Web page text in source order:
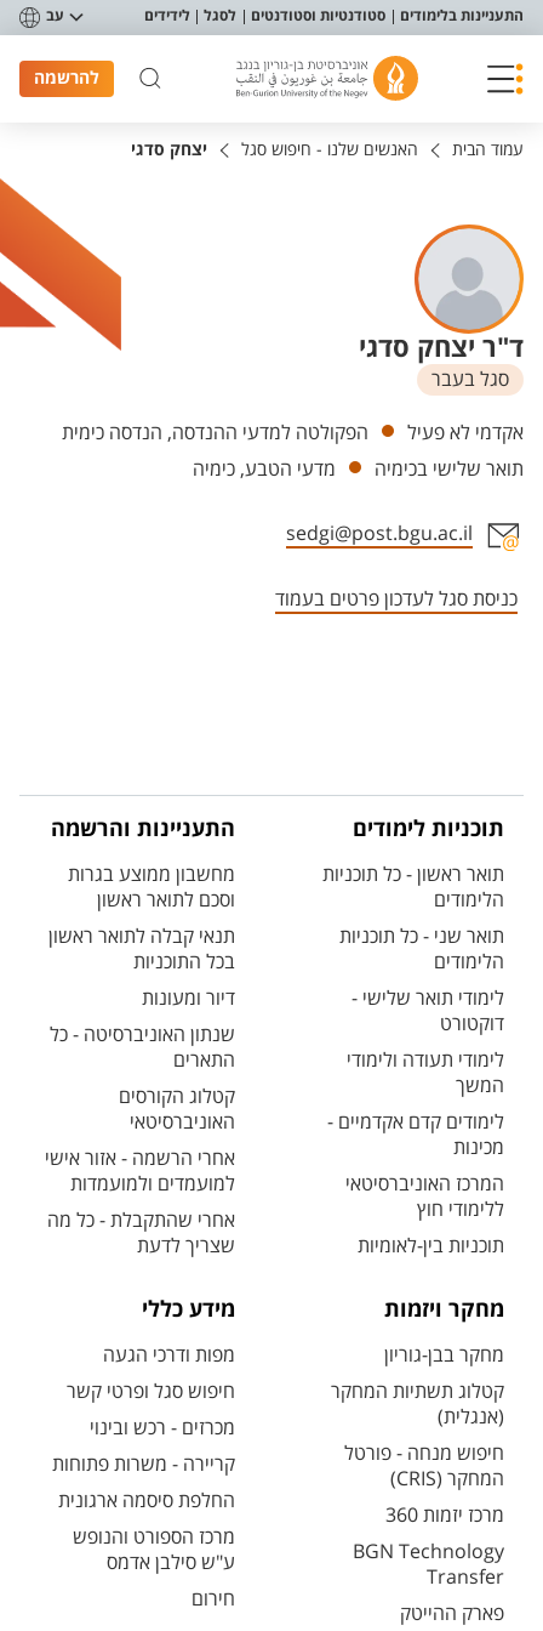
תפריט נגישות
התעניינות בלימודים סטודנטיות וסטודנטים לסגל לידידים עב
להרשמה
עמוד הבית האנשים שלנו - חיפוש סגל יצחק סדגי
ד"ר יצחק סדגי
סגל בעבר
יחידות
אקדמי לא פעיל
הפקולטה למדעי ההנדסה, הנדסה כימית
תואר שלישי בכימיה
מדעי הטבע, כימיה
sedgi@post.bgu.ac.il
כניסת סגל לעדכון פרטים בעמוד
תוכניות לימודים
תואר ראשון - כל תוכניות
הלימודים
תואר שני - כל תוכניות
הלימודים
לימודי תואר שלישי -
דוקטורט
לימודי תעודה ולימודי
המשך
לימודים קדם אקדמיים -
מכינות
המרכז האוניברסיטאי
ללימודי חוץ
תוכניות בין-לאומיות
התעניינות והרשמה
מחשבון ממוצע בגרות
וסכם לתואר ראשון
תנאי קבלה לתואר ראשון
בכל התוכניות
דיור ומעונות
שנתון האוניברסיטה - כל
התארים
קטלוג הקורסים
האוניברסיטאי
אחרי הרשמה - אזור אישי
למועמדים ולמועמדות
אחרי שהתקבלת - כל מה
שצריך לדעת
מחקר ויזמות
מחקר בבן-גוריון
קטלוג תשתיות המחקר
(אנגלית)
חיפוש מנחה - פורטל
המחקר (CRIS)
מרכז יזמות 360
BGN Technology
Transfer
פארק ההייטק
מידע כללי
מפות ודרכי הגעה
חיפוש סגל ופרטי קשר
מכרזים - רכש ובינוי
קריירה - משרות פתוחות
החלפת סיסמה ארגונית
מרכז הספורט והנופש
ע"ש סילבן אדמס
חירום